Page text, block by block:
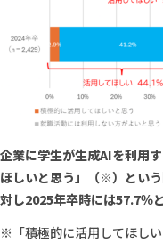
企業に学生が生成AIを利用
ほしいと思う」（※）とい
対し2025年卒時には57.7％
※「積極的に活用してほし